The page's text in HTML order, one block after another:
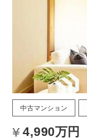
中古マンション
4,990万円